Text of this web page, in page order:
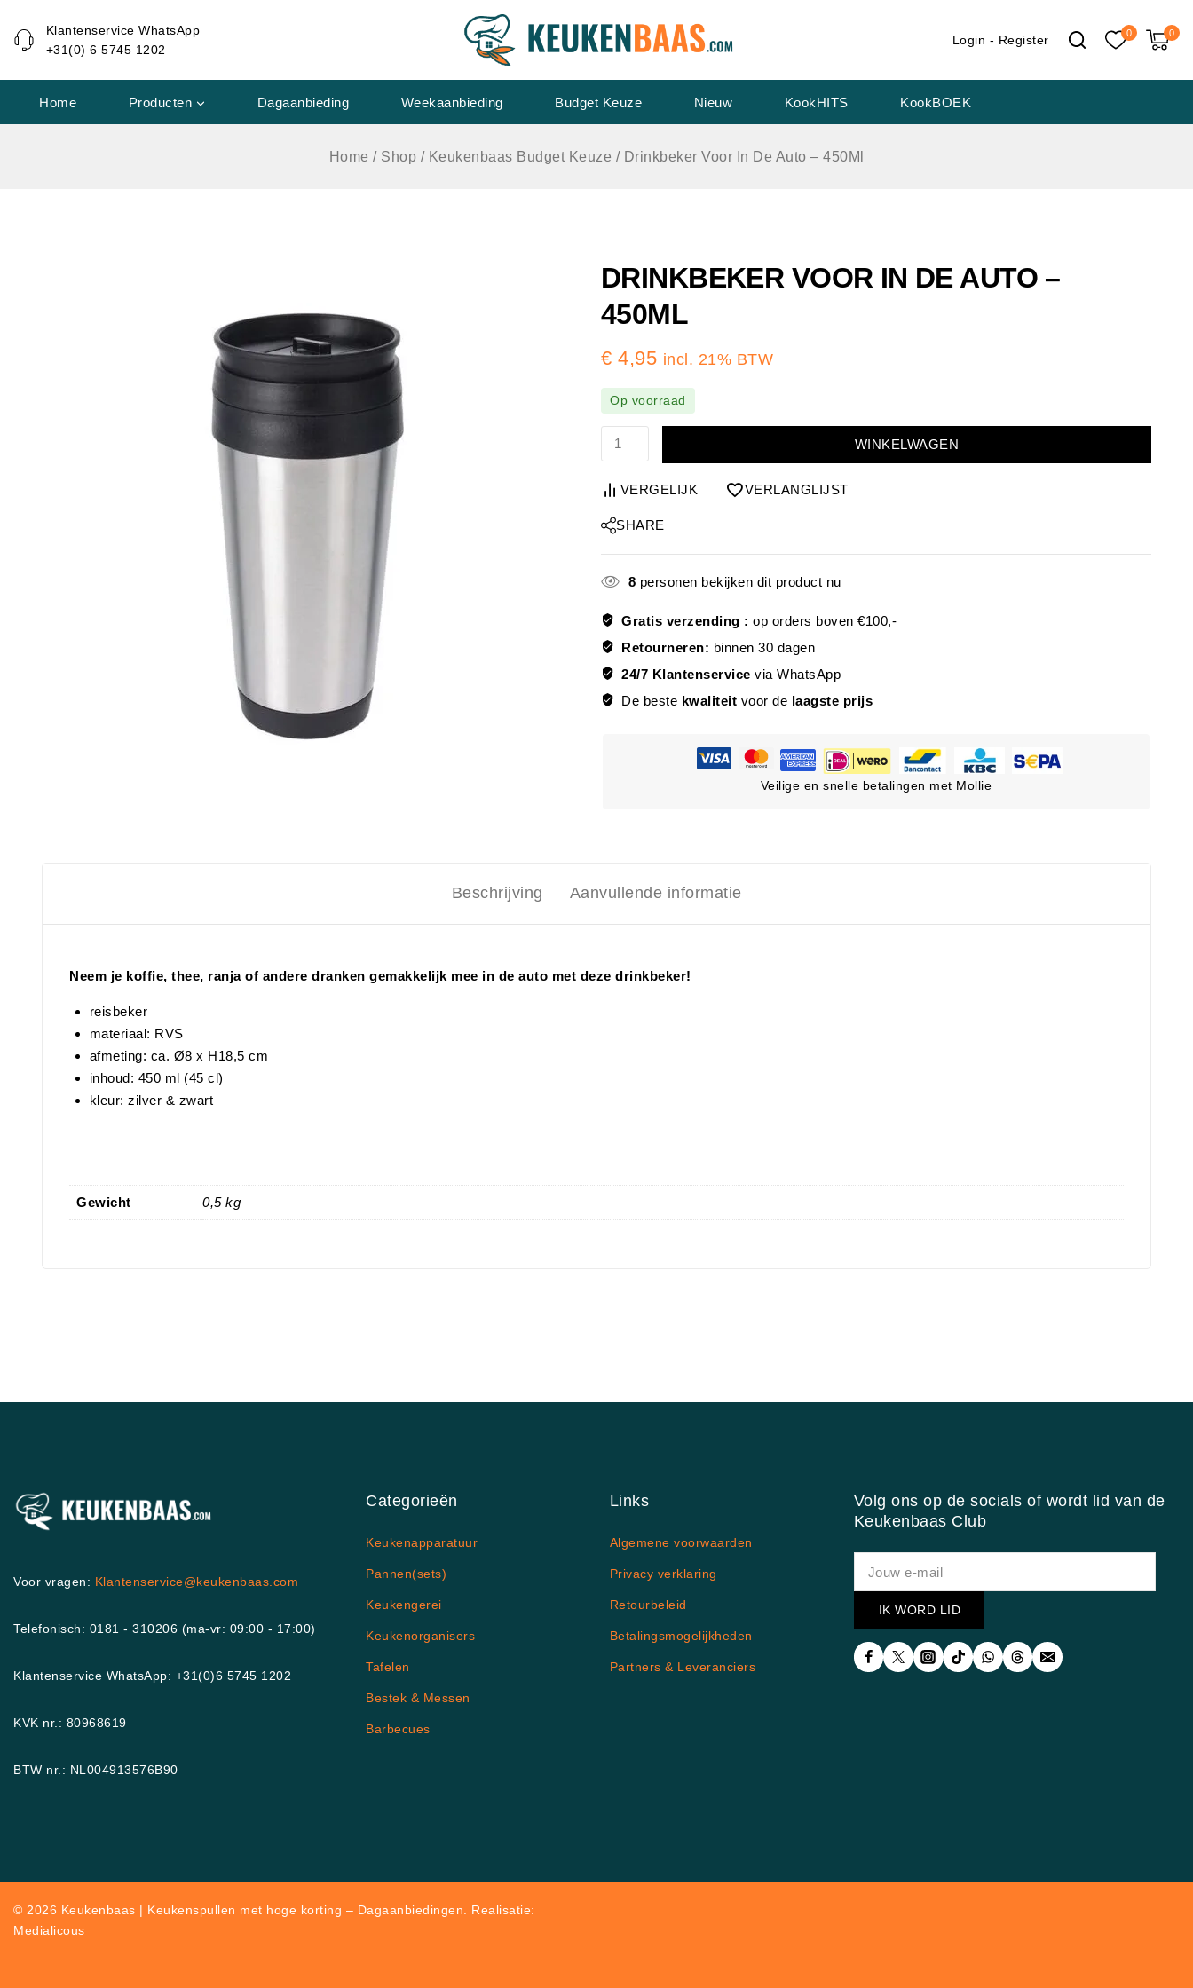
inhoud
Klantenservice WhatsApp
+31(0) 6 5745 1202
Login - Register 0 0
Home Producten Dagaanbieding Weekaanbieding Budget Keuze Nieuw KookHITS KookBOEK
Home / Shop / Keukenbaas Budget Keuze / Drinkbeker Voor In De Auto – 450Ml
DRINKBEKER VOOR IN DE AUTO –
450ML
€ 4,95 incl. 21% BTW
Op voorraad
WINKELWAGEN
VERGELIJK VERLANGLIJST
SHARE
8 personen bekijken dit product nu
Gratis verzending :op orders boven €100,-
Retourneren: binnen 30 dagen
24/7 Klantenservice via WhatsApp
De beste kwaliteit voor de laagste prijs
Veilige en snelle betalingen met Mollie
Beschrijving Aanvullende informatie
Neem je koffie, thee, ranja of andere dranken gemakkelijk mee in de auto met deze drinkbeker!
reisbeker
materiaal: RVS
afmeting: ca. Ø8 x H18,5 cm
inhoud: 450 ml (45 cl)
kleur: zilver & zwart
Gewicht 0,5 kg
Voor vragen: Klantenservice@keukenbaas.com
Telefonisch: 0181 - 310206 (ma-vr: 09:00 - 17:00)
Klantenservice WhatsApp: +31(0)6 5745 1202
KVK nr.: 80968619
BTW nr.: NL004913576B90
Categorieën
Keukenapparatuur
Pannen(sets)
Keukengerei
Keukenorganisers
Tafelen
Bestek & Messen
Barbecues
Links
Algemene voorwaarden
Privacy verklaring
Retourbeleid
Betalingsmogelijkheden
Partners & Leveranciers
Volg ons op de socials of wordt lid van de
Keukenbaas Club
© 2026 Keukenbaas | Keukenspullen met hoge korting – Dagaanbiedingen. Realisatie:
Medialicous